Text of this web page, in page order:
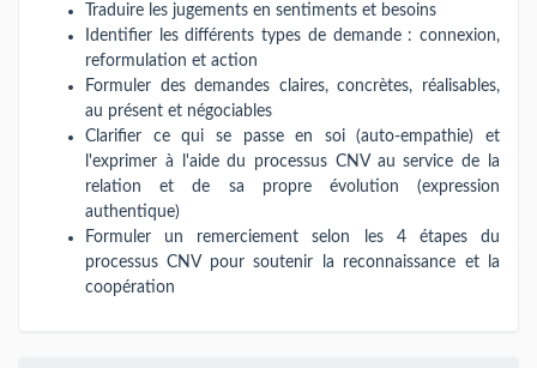
Traduire les jugements en sentiments et besoins
Identifier les différents types de demande : connexion,
reformulation et action
Formuler des demandes claires, concrètes, réalisables,
au présent et négociables
Clarifier ce qui se passe en soi (auto-empathie) et
l'exprimer à l'aide du processus CNV au service de la
relation et de sa propre évolution (expression
authentique)
Formuler un remerciement selon les 4 étapes du
processus CNV pour soutenir la reconnaissance et la
coopération